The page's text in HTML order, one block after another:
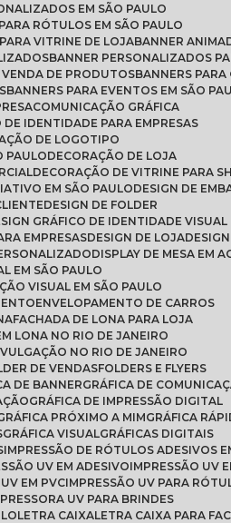
EM SÃO PAULO
PARA RÓTULOS EM SÃO PAULO
PARA VITRINE DE LOJA BANNER
BANNER PERSONALIZADOS
VENDA DE PRODUTOS BANNERS
BANNERS PARA EVENTOS EM SÃO
COMUNICAÇÃO GRÁFICA
DE IDENTIDADE PARA EMPRESAS
DE LOGOTIPO
PAULO
DECORAÇÃO DE LOJA
DECORAÇÃO DE VITRINE PARA
EM SÃO PAULO
DESIGN DE
DESIGN DE FOLDER
GRÁFICO DE IDENTIDADE VISUAL
EMPRESAS DESIGN DE LOJA
DISPLAY DE MESA EM
EM SÃO PAULO
VISUAL EM SÃO PAULO
ENVELOPAMENTO DE CARROS
FACHADA DE LONA PARA LOJA
LONA NO RIO DE JANEIRO
NO RIO DE JANEIRO
DE VENDAS FOLDERS E FLYERS
DE BANNER
GRÁFICA DE
GRÁFICA DE IMPRESSÃO DIGITAL
GRÁFICA PRÓXIMO A MIM
GRÁFICA
GRÁFICA VISUAL
GRÁFICAS DIGITAIS
IMPRESSÃO DE RÓTULOS ADESIVOS
UV EM ADESIVO IMPRESSÃO UV
EM PVC IMPRESSÃO UV PARA
UV PARA BRINDES
LETRA CAIXA LETRA CAIXA PARA